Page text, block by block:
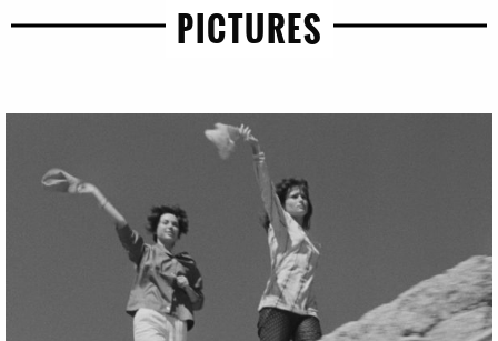
PICTURES